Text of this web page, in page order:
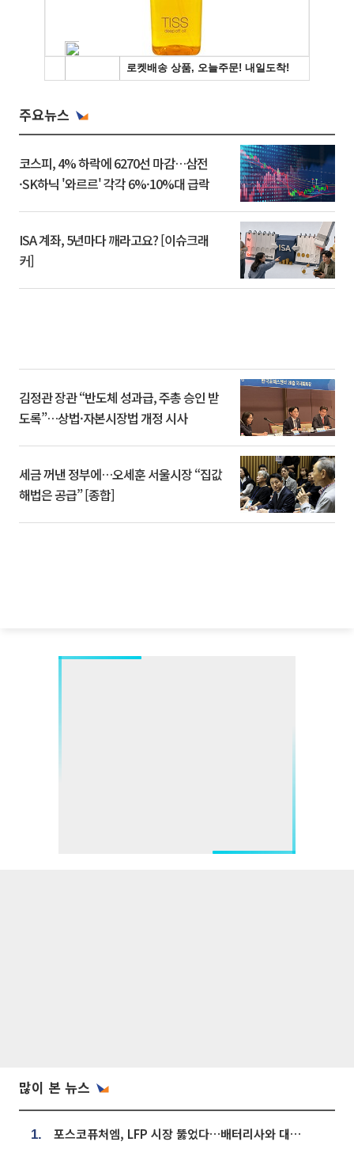
주요뉴스
코스피, 4% 하락에 6270선 마감…삼전
·SK하닉 '와르르' 각각 6%·10%대 급락
ISA 계좌, 5년마다 깨라고요? [이슈크래
커]
김정관 장관 “반도체 성과급, 주총 승인 받
도록”…상법·자본시장법 개정 시사
세금 꺼낸 정부에…오세훈 서울시장 “집값
해법은 공급” [종합]
많이 본 뉴스
1. 포스코퓨처엠, LFP 시장 뚫었다…배터리사와 대규모 장기 공급 합의